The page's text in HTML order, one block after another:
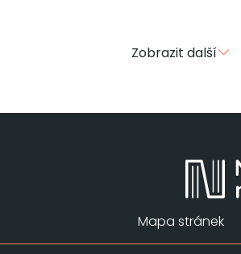
Zobrazit další
Mapa stránek